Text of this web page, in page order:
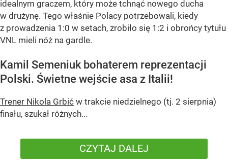
idealnym graczem, który może tchnąć nowego ducha
w drużynę. Tego właśnie Polacy potrzebowali, kiedy
z prowadzenia 1:0 w setach, zrobiło się 1:2 i obrońcy tytułu
VNL mieli nóż na gardle.
Kamil Semeniuk bohaterem reprezentacji
Polski. Świetne wejście asa z Italii!
Trener Nikola Grbić w trakcie niedzielnego (tj. 2 sierpnia)
finału, szukał różnych...
CZYTAJ DALEJ